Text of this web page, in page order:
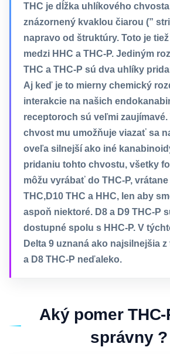
THC je dĺžka uhlíkového
znázornený kvaklou čiarou (”
napravo od štruktúry. Toto je
medzi HHC a THC-P. Jediným
THC a THC-P sú dva uhlíky
Aj keď je to mierny chemický
interakcie na našich
receptoroch sú veľmi
chvost mu umožňuje viazať sa
oveľa silnejší ako iné
pridaniu tohto chvostu, všetky
môžu vyrábať do THC-P, vrátane
THC,D10 THC a HHC, len aby
aspoň niektoré. D8 a D9 THC-P
dostupné spolu s HHC-P. V
Delta 9 uznaná ako najsilnejšia
a D8 THC-P neďaleko.
Aký pomer
správny ?